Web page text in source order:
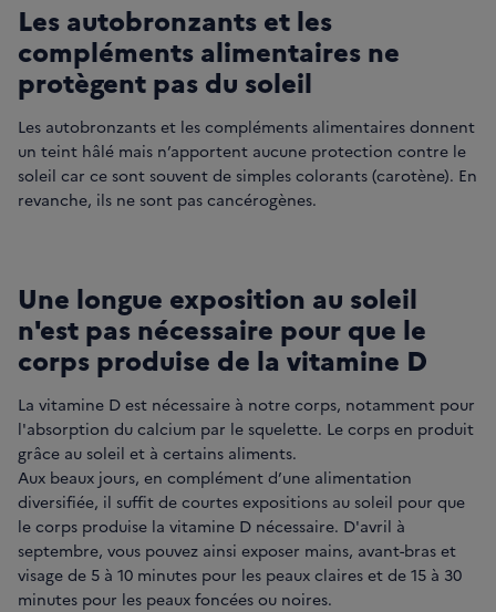
Les autobronzants et les
compléments alimentaires ne
protègent pas du soleil
Les autobronzants et les compléments alimentaires donnent
un teint hâlé mais n’apportent aucune protection contre le
soleil car ce sont souvent de simples colorants (carotène). En
revanche, ils ne sont pas cancérogènes.
Une longue exposition au soleil
n'est pas nécessaire pour que le
corps produise de la vitamine D
La vitamine D est nécessaire à notre corps, notamment pour
l'absorption du calcium par le squelette. Le corps en produit
grâce au soleil et à certains aliments.
Aux beaux jours, en complément d’une alimentation
diversifiée, il suffit de courtes expositions au soleil pour que
le corps produise la vitamine D nécessaire. D'avril à
septembre, vous pouvez ainsi exposer mains, avant-bras et
visage de 5 à 10 minutes pour les peaux claires et de 15 à 30
minutes pour les peaux foncées ou noires.